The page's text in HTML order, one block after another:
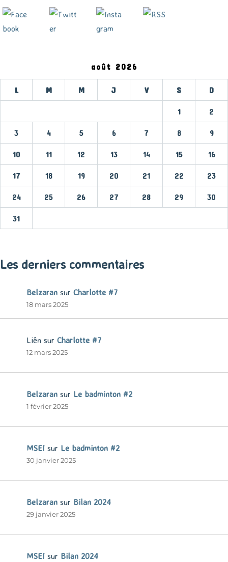
août 2026
L M M J V S D
1 2
3 4 5 6 7 8 9
10 11 12 13 14 15 16
17 18 19 20 21 22 23
24 25 26 27 28 29 30
31
Les derniers commentaires
Belzaran sur Charlotte #7
18 mars 2025
Liên sur Charlotte #7
12 mars 2025
Belzaran sur Le badminton #2
1 février 2025
MSEI sur Le badminton #2
30 janvier 2025
Belzaran sur Bilan 2024
29 janvier 2025
MSEI sur Bilan 2024